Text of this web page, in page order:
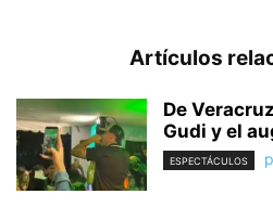
Artículos
De
Gudi y el
ESPECTÁCULOS